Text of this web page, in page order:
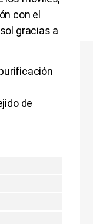
con el
gracias a
de